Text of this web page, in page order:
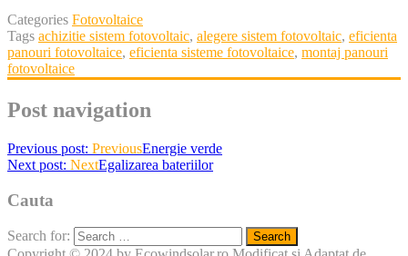
Categories Fotovoltaice
Tags achizitie sistem fotovoltaic, alegere sistem fotovoltaic, eficienta
panouri fotovoltaice, eficienta sisteme fotovoltaice, montaj panouri
fotovoltaice
Post navigation
Previous post: PreviousEnergie verde
Next post: NextEgalizarea bateriilor
Cauta
Search for: